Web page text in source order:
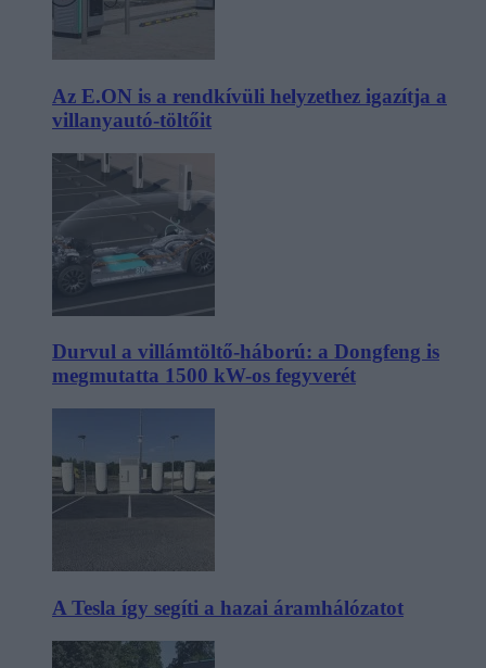
Az E.ON is a rendkívüli helyzethez igazítja a
villanyautó-töltőit
Durvul a villámtöltő-háború: a Dongfeng is
megmutatta 1500 kW-os fegyverét
A Tesla így segíti a hazai áramhálózatot